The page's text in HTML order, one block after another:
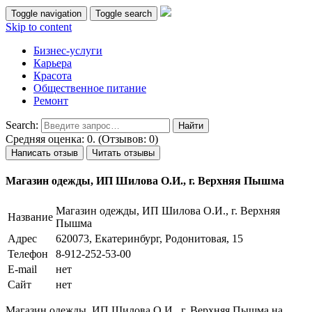
Toggle navigation Toggle search
Skip to content
Бизнес-услуги
Карьера
Красота
Общественное питание
Ремонт
Search:
Средняя оценка: 0. (Отзывов: 0)
Написать отзыв Читать отзывы
Магазин одежды, ИП Шилова О.И., г. Верхняя Пышма
Название
Магазин одежды, ИП Шилова О.И., г. Верхняя
Пышма
Адрес
620073, Екатеринбург, Родонитовая, 15
Телефон
8-912-252-53-00
E-mail
нет
Сайт
нет